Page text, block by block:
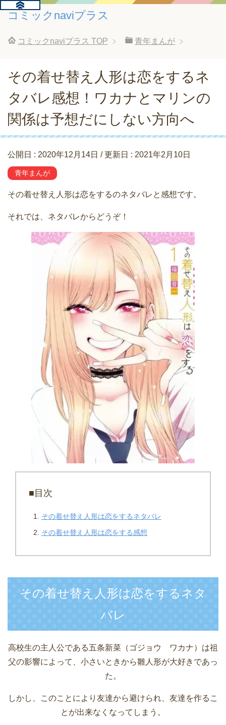
コミックnaviプラス
コミックnaviプラス TOP 青年まんが
その着せ替え人形は恋をするネ
タバレ感想！ワカナとマリンの
関係は予想だにしない方向へ
公開日 : 2020年12月14日 / 更新日 : 2021年2月10日
青年まんが
その着せ替え人形は恋をするのネタバレと感想です。
それでは、ネタバレからどうぞ！
■目次
その着せ替え人形は恋をするネタバレ
その着せ替え人形は恋をする感想
その着せ替え人形は恋をするネタ
バレ
高校生の主人公である五条新菜（ゴジョウ ワカナ）は祖
父の影響によって、小さいときから雛人形が大好きであっ
た。
しかし、このことにより友達から避けられ、友達を作るこ
とが出来なくなってしまう。